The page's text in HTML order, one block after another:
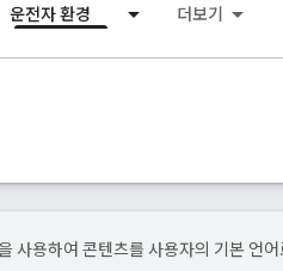
운전자 환경 더보기
사용하여 콘텐츠를 사용자의 기본 언